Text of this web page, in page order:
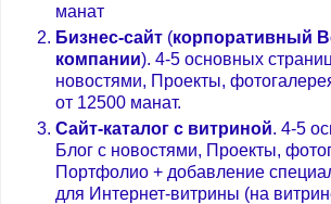
манат
Бизнес-сайт (корпоративный
компании). 4-5 основных
новостями, Проекты,
от 12500 манат.
Сайт-каталог с витриной. 4-5
Блог с новостями, Проекты,
Портфолио + добавление
для Интернет-витрины (на